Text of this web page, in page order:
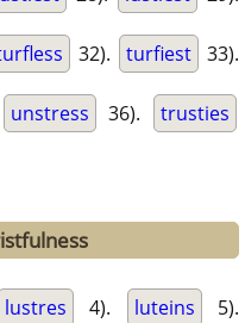
32). turfiest 33).
unstress 36). trusties
lustres 4). luteins 5).